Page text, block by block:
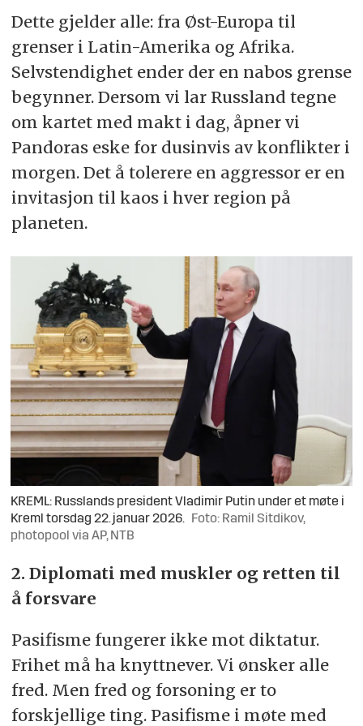
Dette gjelder alle: fra Øst-Europa til
grenser i Latin-Amerika og Afrika.
Selvstendighet ender der en nabos grense
begynner. Dersom vi lar Russland tegne
om kartet med makt i dag, åpner vi
Pandoras eske for dusinvis av konflikter i
morgen. Det å tolerere en aggressor er en
invitasjon til kaos i hver region på
planeten.
KREML: Russlands president Vladimir Putin under et møte i
Kreml torsdag 22. januar 2026.
Foto: Ramil Sitdikov,
photopool via AP, NTB
2. Diplomati med muskler og retten til
å forsvare
Pasifisme fungerer ikke mot diktatur.
Frihet må ha knyttnever. Vi ønsker alle
fred. Men fred og forsoning er to
forskjellige ting. Pasifisme i møte med